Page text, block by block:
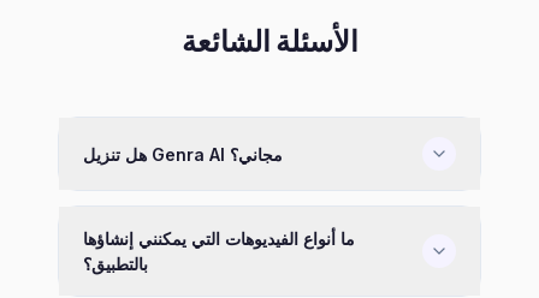
الأسئلة الشائعة
هل تنزيل Genra AI مجاني؟
ما أنواع الفيديوهات التي يمكنني إنشاؤها
بالتطبيق؟